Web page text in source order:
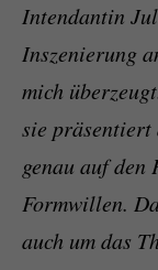
Intendantin
Inszenierung
mich
sie präsentiert
genau auf den
Formwillen.
auch um das